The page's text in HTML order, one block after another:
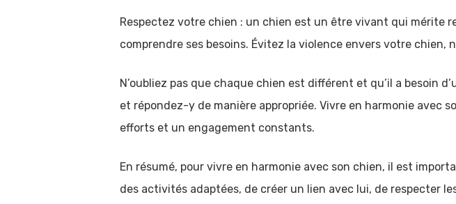
Respectez votre chien : un chien est un être vivant qui mérite
comprendre ses besoins. Évitez la violence envers votre
N’oubliez pas que chaque chien est différent et qu’il a besoin
et répondez-y de manière appropriée. Vivre en harmonie avec
efforts et un engagement constants.
En résumé, pour vivre en harmonie avec son chien, il est
des activités adaptées, de créer un lien avec lui, de respecter